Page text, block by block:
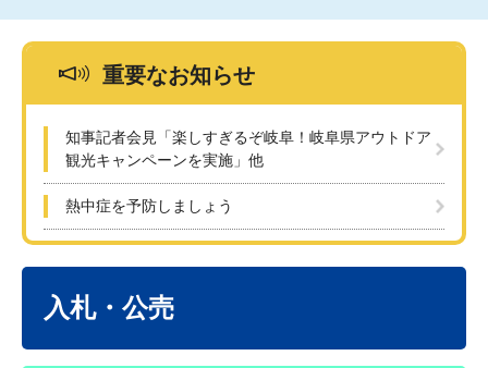
重要なお知らせ
知事記者会見「楽しすぎるぞ岐阜！岐阜県アウトドア
観光キャンペーンを実施」他
熱中症を予防しましょう
入札・公売